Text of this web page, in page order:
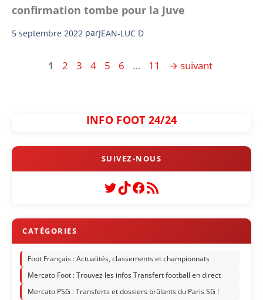
confirmation tombe pour la Juve
5 septembre 2022 parJEAN-LUC D
Page
1 Page
2 Page
3 Page
4 Page
5 Page
6 … Page
11 → suivant
INFO FOOT 24/24
Twitter
TikTok
Facebook
Flux RSS
Foot Français : Actualités, classements et championnats
Mercato Foot : Trouvez les infos Transfert football en direct
Mercato PSG : Transferts et dossiers brûlants du Paris SG !